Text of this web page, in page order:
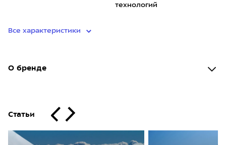
технологий
Все характеристики
О бренде
Статьи